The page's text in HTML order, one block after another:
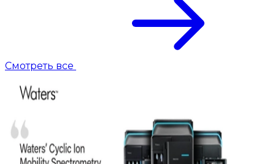
Смотреть все